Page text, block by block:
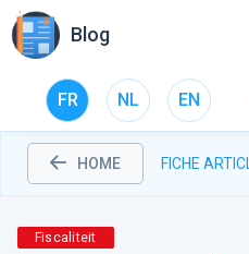
Blog
FR NL EN
HOME FICHE
Fiscaliteit